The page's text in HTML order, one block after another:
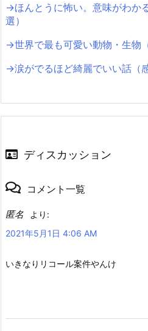
→ほんとうに怖い。意味がわか
選）
→世界で最も可愛い動物・生物
→涙がでるほど綺麗でいい話（
ディスカッション
コメント一覧
匿名
より:
2021年5月1日 4:06 AM
いきなりリコール案件やんけ